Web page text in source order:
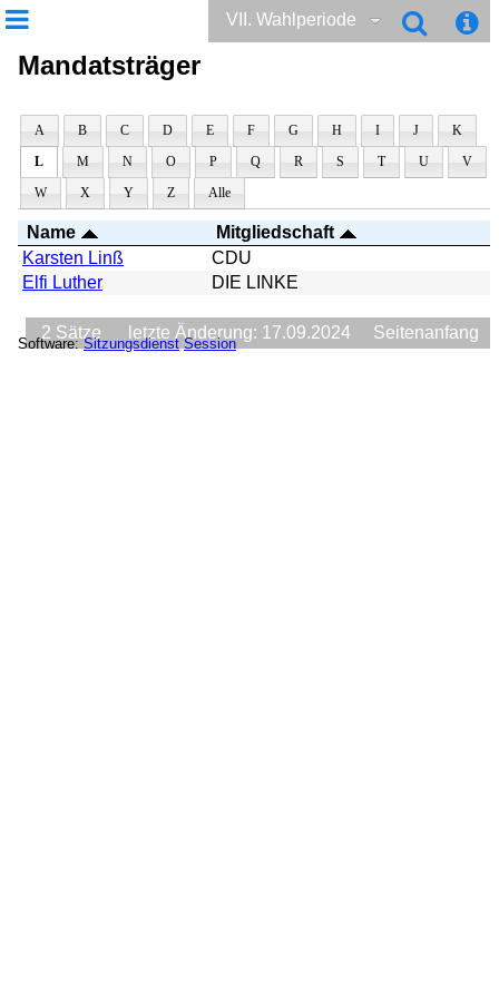
VII. Wahlperiode
Mandatsträger
A B C D E F G H I J
K
L
M N O P Q R S T U
V
W
X Y Z Alle
Name
Mitgliedschaft
Karsten Linß
CDU
Elfi Luther
DIE LINKE
2 Sätze letzte Änderung: 17.09.2024 Seitenanfang
Software:Sitzungsdienst Session